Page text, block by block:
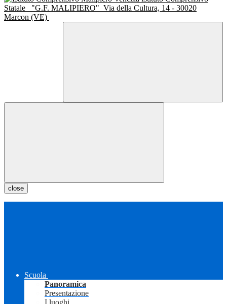
Statale
"G.F. MALIPIERO" Via della Cultura, 14 - 30020
Marcon (VE)
close
Scuola
Panoramica
Presentazione